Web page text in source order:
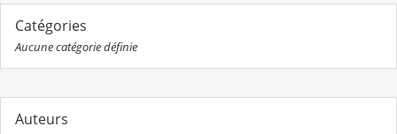
Catégories
Aucune catégorie définie
Auteurs